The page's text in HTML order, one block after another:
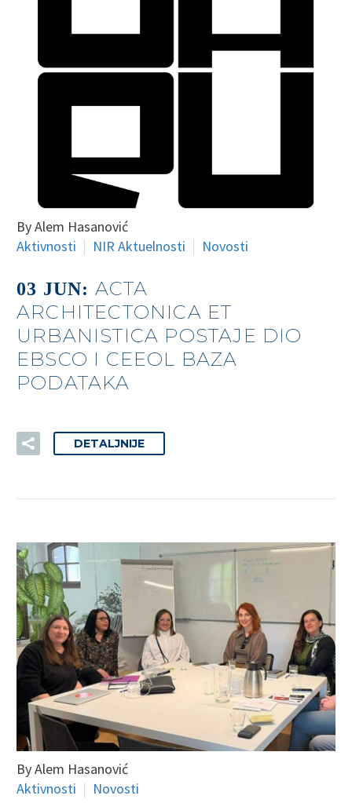
By Alem Hasanović
Aktivnosti
NIR Aktuelnosti Novosti
03 JUN: ACTA
ARCHITECTONICA ET
URBANISTICA POSTAJE DIO
EBSCO I CEEOL BAZA
PODATAKA
DETALJNIJE
By Alem Hasanović
Aktivnosti
Novosti